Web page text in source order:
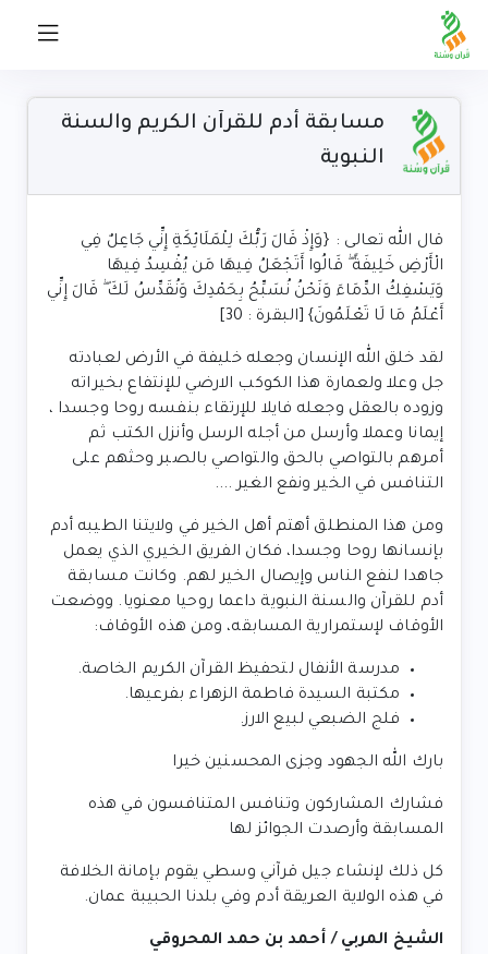
مسابقة أدم للقرآن الكريم والسنة
النبوية
قال الله تعالى : {وَإِذْ قَالَ رَبُّكَ لِلْمَلَائِكَةِ إِنِّي جَاعِلٌ فِي
الْأَرْضِ خَلِيفَةً ۖ قَالُوا أَتَجْعَلُ فِيهَا مَن يُفْسِدُ فِيهَا
وَيَسْفِكُ الدِّمَاءَ وَنَحْنُ نُسَبِّحُ بِحَمْدِكَ وَنُقَدِّسُ لَكَ ۖ قَالَ إِنِّي
أَعْلَمُ مَا لَا تَعْلَمُونَ} [البقرة : 30]
لقد خلق الله الإنسان وجعله خليفة في الأرض لعبادته
جل وعلا ولعمارة هذا الكوكب الارضي للإنتفاع بخيراته
وزوده بالعقل وجعله فايلا للإرتقاء بنفسه روحا وجسدا ،
إيمانا وعملا وأرسل من أجله الرسل وأنزل الكتب ثم
أمرهم بالتواصي بالحق والتواصي بالصبر وحثهم على
التنافس في الخير ونفع الغير ....
ومن هذا المنطلق أهتم أهل الخير في ولايتنا الطيبه أدم
بإنسانها روحا وجسدا، فكان الفريق الخيري الذي يعمل
جاهدا لنفع الناس وإيصال الخير لهم. وكانت مسابقة
أدم للقرآن والسنة النبوية داعما روحيا معنويا. ووضعت
الأوقاف لإستمرارية المسابقه، ومن هذه الأوقاف:
مدرسة الأنفال لتحفيظ القرآن الكريم الخاصة.
مكتبة السيدة فاطمة الزهراء بفرعيها.
فلج الضبعي لبيع الارز.
بارك الله الجهود وجزى المحسنين خيرا
فشارك المشاركون وتنافس المتنافسون في هذه
المسابقة وأرصدت الجوائز لها
كل ذلك لإنشاء جيل قرآني وسطي يقوم بإمانة الخلافة
في هذه الولاية العريقة أدم وفي بلدنا الحبيبة عمان.
الشيخ المربي / أحمد بن حمد المحروقي